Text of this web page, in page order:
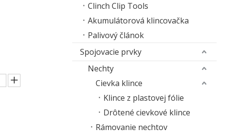
Clinch Clip Tools
Akumulátorová klincovačka
Palivový článok
Spojovacie prvky
Nechty
Cievka klince
Klince z plastovej fólie
Drôtené cievkové klince
Rámovanie nechtov